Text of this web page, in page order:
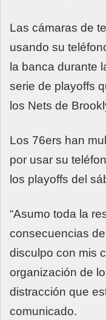
Las cámaras de
usando su
la banca durante
serie de playoffs
los Nets de
Los 76ers han
por usar su
los playoffs del
“Asumo toda la
consecuencias
disculpo con mis
organización de
distracción que
comunicado.